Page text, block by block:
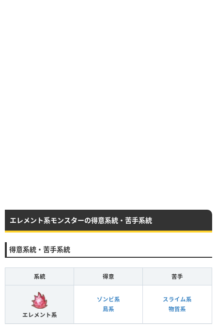
エレメント系モンスターの得意系統・苦手系統
得意系統・苦手系統
系統 得意 苦手
エレメント系
ゾンビ系
鳥系
スライム系
物質系